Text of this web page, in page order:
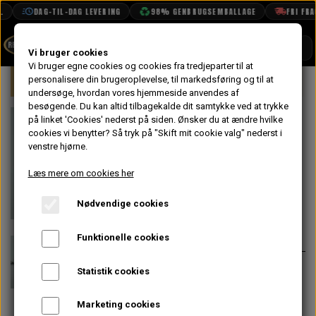
DAG-TIL-DAG LEVERING 98% GENBRUGSEMBALLAGE FRI
BOOK TID
PROJEKTER
TEKNISK DATA
VANDPOLERING
Forside Mini Kølersystem, Varme, Vand & Olie
På lager
Olie Slange
Adapter
772,80 kr.
Varenummer: TAM2107
Vælg selv de omløbere der skal
produkter for de 3 valgmuligheder
Vi bruger cookies
Vi bruger egne cookies og cookies fra tredjeparter til at
personalisere din brugeroplevelse, til markedsføring og til at
undersøge, hvordan vores hjemmeside anvendes af
besøgende. Du kan altid tilbagekalde dit samtykke ved at trykke
på linket 'Cookies' nederst på siden. Ønsker du at ændre hvilke
cookies vi benytter? Så tryk på "Skift mit cookie valg" nederst i
venstre hjørne.
Læs mere om cookies her
Nødvendige cookies
Funktionelle cookies
Statistik cookies
Marketing cookies